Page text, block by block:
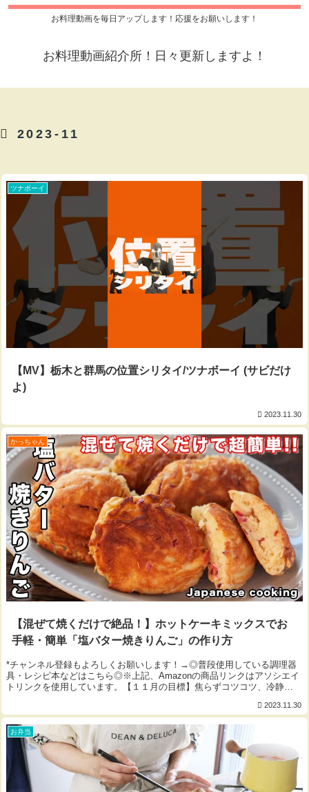
お料理動画を毎日アップします！応援をお願いします！
お料理動画紹介所！日々更新しますよ！
2023-11
ツナボーイ
【MV】栃木と群馬の位置シリタイ/ツナボーイ (サビだけ
よ)
2023.11.30
かっちゃん
【混ぜて焼くだけで絶品！】ホットケーキミックスでお
手軽・簡単「塩バター焼きりんご」の作り方
*チャンネル登録もよろしくお願いします！→◎普段使用している調理器
具・レシピ本などはこちら◎※上記、Amazonの商品リンクはアソシエイ
トリンクを使用しています。【１１月の目標】焦らずコツコツ、冷静
2023.11.30
お弁当